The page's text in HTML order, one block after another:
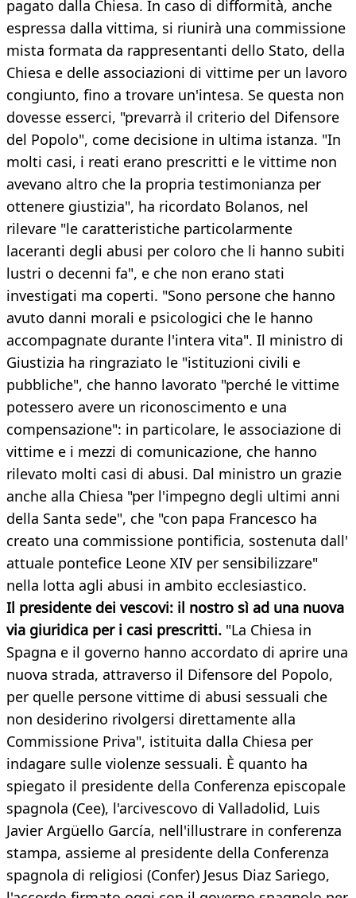
pagato dalla Chiesa. In caso di difformità, anche
espressa dalla vittima, si riunirà una commissione
mista formata da rappresentanti dello Stato, della
Chiesa e delle associazioni di vittime per un lavoro
congiunto, fino a trovare un'intesa. Se questa non
dovesse esserci, "prevarrà il criterio del Difensore
del Popolo", come decisione in ultima istanza. "In
molti casi, i reati erano prescritti e le vittime non
avevano altro che la propria testimonianza per
ottenere giustizia", ha ricordato Bolanos, nel
rilevare "le caratteristiche particolarmente
laceranti degli abusi per coloro che li hanno subiti
lustri o decenni fa", e che non erano stati
investigati ma coperti. "Sono persone che hanno
avuto danni morali e psicologici che le hanno
accompagnate durante l'intera vita". Il ministro di
Giustizia ha ringraziato le "istituzioni civili e
pubbliche", che hanno lavorato "perché le vittime
potessero avere un riconoscimento e una
compensazione": in particolare, le associazione di
vittime e i mezzi di comunicazione, che hanno
rilevato molti casi di abusi. Dal ministro un grazie
anche alla Chiesa "per l'impegno degli ultimi anni
della Santa sede", che "con papa Francesco ha
creato una commissione pontificia, sostenuta dall'
attuale pontefice Leone XIV per sensibilizzare"
nella lotta agli abusi in ambito ecclesiastico.
Il presidente dei vescovi: il nostro sì ad una nuova
via giuridica per i casi prescritti. "La Chiesa in
Spagna e il governo hanno accordato di aprire una
nuova strada, attraverso il Difensore del Popolo,
per quelle persone vittime di abusi sessuali che
non desiderino rivolgersi direttamente alla
Commissione Priva", istituita dalla Chiesa per
indagare sulle violenze sessuali. È quanto ha
spiegato il presidente della Conferenza episcopale
spagnola (Cee), l'arcivescovo di Valladolid, Luis
Javier Argüello García, nell'illustrare in conferenza
stampa, assieme al presidente della Conferenza
spagnola di religiosi (Confer) Jesus Diaz Sariego,